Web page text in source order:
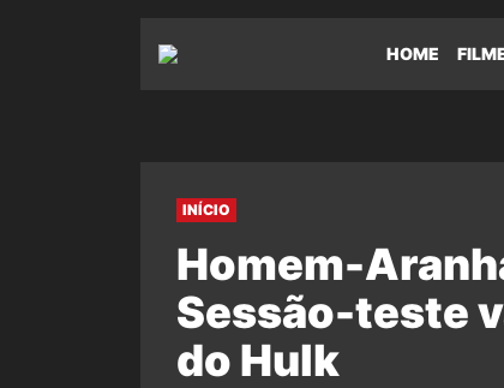
HOME
INÍCIO
Homem-
Sessão-teste
do Hulk